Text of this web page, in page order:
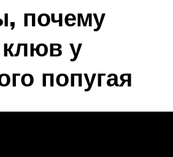
почему
у
попугая